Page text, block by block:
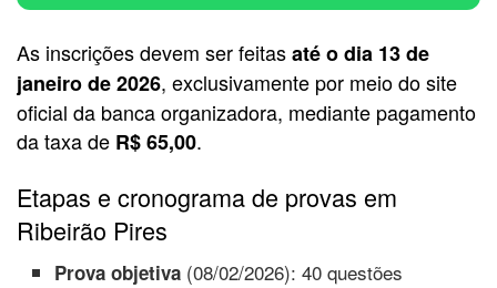
As inscrições devem ser feitasaté o dia 13 de
janeiro de 2026, exclusivamente por meio do site
oficial da banca organizadora, mediante pagamento
da taxa de R$ 65,00.
Etapas e cronograma de provas em
Ribeirão Pires
Prova objetiva (08/02/2026): 40 questões